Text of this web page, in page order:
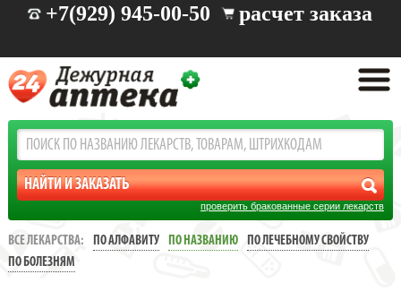
+7(929) 945-00-50 расчет заказа
проверить бракованные серии лекарств
ВСЕ ЛЕКАРСТВА: ПО АЛФАВИТУ ПО НАЗВАНИЮ
ПО ЛЕЧЕБНОМУ СВОЙСТВУ
ПО БОЛЕЗНЯМ